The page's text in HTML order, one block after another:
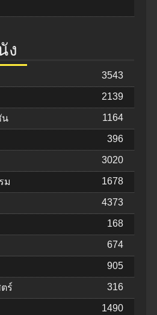
ง
3543
2139
น 1164
396
3020
ม 1678
4373
168
674
905
ร์ 316
1490